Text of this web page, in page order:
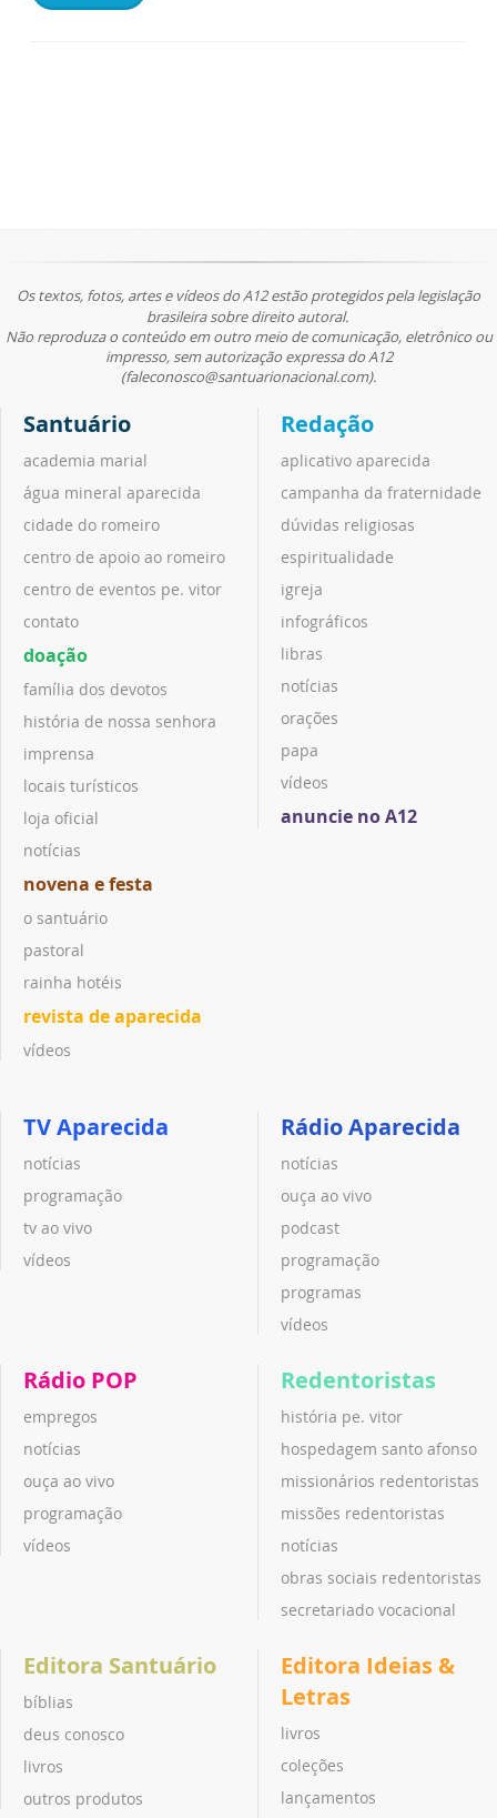
Os textos, fotos, artes e vídeos do A12 estão protegidos pela legislação
brasileira sobre direito autoral.
Não reproduza o conteúdo em outro meio de comunicação, eletrônico ou
impresso, sem autorização expressa do A12
(faleconosco@santuarionacional.com).
Santuário
academia marial
água mineral aparecida
cidade do romeiro
centro de apoio ao romeiro
centro de eventos pe. vitor
contato
doação
família dos devotos
história de nossa senhora
imprensa
locais turísticos
loja oficial
notícias
novena e festa
o santuário
pastoral
rainha hotéis
revista de aparecida
vídeos
Redação
aplicativo aparecida
campanha da fraternidade
dúvidas religiosas
espiritualidade
igreja
infográficos
libras
notícias
orações
papa
vídeos
anuncie no A12
TV Aparecida
notícias
programação
tv ao vivo
vídeos
Rádio Aparecida
notícias
ouça ao vivo
podcast
programação
programas
vídeos
Rádio POP
empregos
notícias
ouça ao vivo
programação
vídeos
Redentoristas
história pe. vitor
hospedagem santo afonso
missionários redentoristas
missões redentoristas
notícias
obras sociais redentoristas
secretariado vocacional
Editora Santuário
bíblias
deus conosco
livros
outros produtos
Editora Ideias &
Letras
livros
coleções
lançamentos